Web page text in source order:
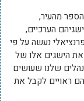
מהעיר,
הערכיים,
נעשה על פי
הישגים אלו של
שלנו שעושים
ראויים לקבל את